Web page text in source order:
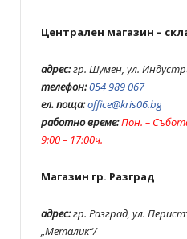
Централен магазин –
адрес:гр. Шумен, ул.
телефон:054 989 067
ел. поща:office@kris06.bg
работно време:Пон. –
9:00 – 17:00ч.
Магазин гр. Разград
адрес:гр. Разград, ул.
„Металик“/